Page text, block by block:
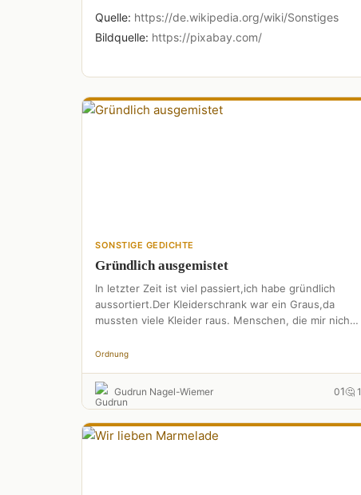
Quelle: https://de.wikipedia.org/wiki/Sonstiges
Bildquelle: https://pixabay.com/
SONSTIGE GEDICHTE
Gründlich ausgemistet
In letzter Zeit ist viel passiert,ich habe gründlich
aussortiert.Der Kleiderschrank war ein Graus,da
mussten viele Kleider raus. Menschen, die mir nicht
Ordnung
Gudrun Nagel-Wiemer 01🤔 1